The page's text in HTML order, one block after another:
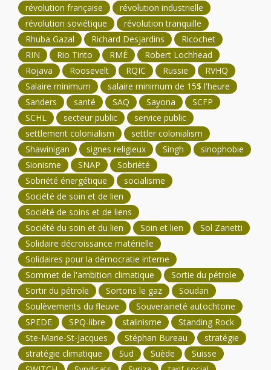
révolution française
révolution industrielle
révolution soviétique
révolution tranquille
Rhuba Gazal
Richard Desjardins
Ricochet
RIN
Rio Tinto RMÉ
Robert Lochhead
Rojava
Roosevelt RQIC Russie
RVHQ
Salaire minimum
salaire minimum de 15$ l'heure
Sanders
santé SAQ Sayona
SCFP
SCHL
secteur public
service public
settlement colonialism
settler colonialism
Shawinigan
signes religieux Singh
sinophobie
Sionisme
SNAP
Sobriété
Sobriété énergétique
socialisme
Société de soin et de lien
Société de soins et de liens
Société du soin et du lien
Soin et lien
Sol Zanetti
Solidaire décroissance matérielle
Solidaires pour la démocratie interne
Sommet de l'ambition climatique
Sortie du pétrole
Sortir du pétrole
Sortons le gaz
Soudan
Soulèvements du fleuve
Souveraineté autochtone
SPEDE
SPQ-libre stalinisme
Standing Rock
Ste-Marie-St-Jacques
Stéphan Bureau
stratégie
stratégie climatique
Sud Suède
Suisse